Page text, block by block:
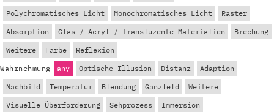
Polychromatisches Licht
Monochromatisches Licht
Raster
Absorption
Glas / Acryl / transluzente Materialien
Brechung
Weitere
Farbe
Reflexion
Wahrnehmung
any Optische Illusion Distanz
Adaption
Nachbild
Temperatur Blendung Ganzfeld
Weitere
Visuelle Überforderung
Sehprozess
Immersion